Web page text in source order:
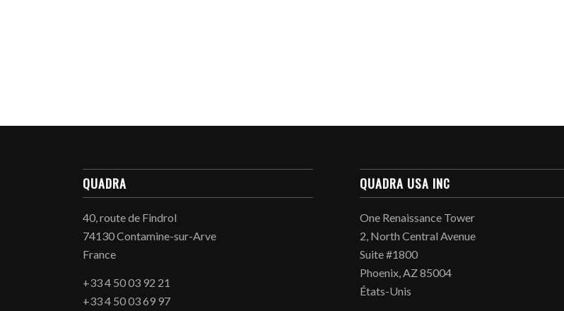
QUADRA
40, route de Findrol
74130 Contamine-sur-Arve
France
+33 4 50 03 92 21
+33 4 50 03 69 97
QUADRA USA INC
One Renaissance Tower
2, North Central Avenue
Suite #1800
Phoenix, AZ 85004
États-Unis